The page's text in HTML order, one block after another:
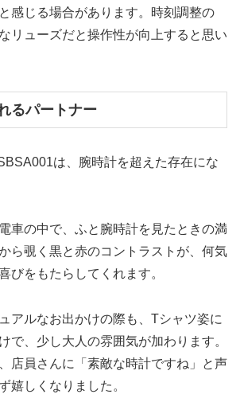
感じる場合があります。時刻調整の
リューズだと操作性が向上すると思い
るパートナー
は、腕時計を超えた存在にな
車の中で、ふと腕時計を見たときの満
ら覗く黒と赤のコントラストが、何気
びをもたらしてくれます。
アルなお出かけの際も、Tシャツ姿に
で、少し大人の雰囲気が加わります。
店員さんに「素敵な時計ですね」と声
嬉しくなりました。